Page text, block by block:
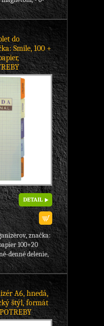
do
Smile, 100 +
DETAIL
značka:
100+20
denné delenie,
A6, hnedá,
štýl, formát